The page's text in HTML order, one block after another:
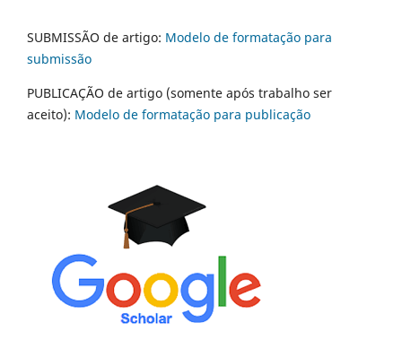
SUBMISSÃO de artigo: Modelo de formatação para
submissão
PUBLICAÇÃO de artigo (somente após trabalho ser
aceito): Modelo de formatação para publicação